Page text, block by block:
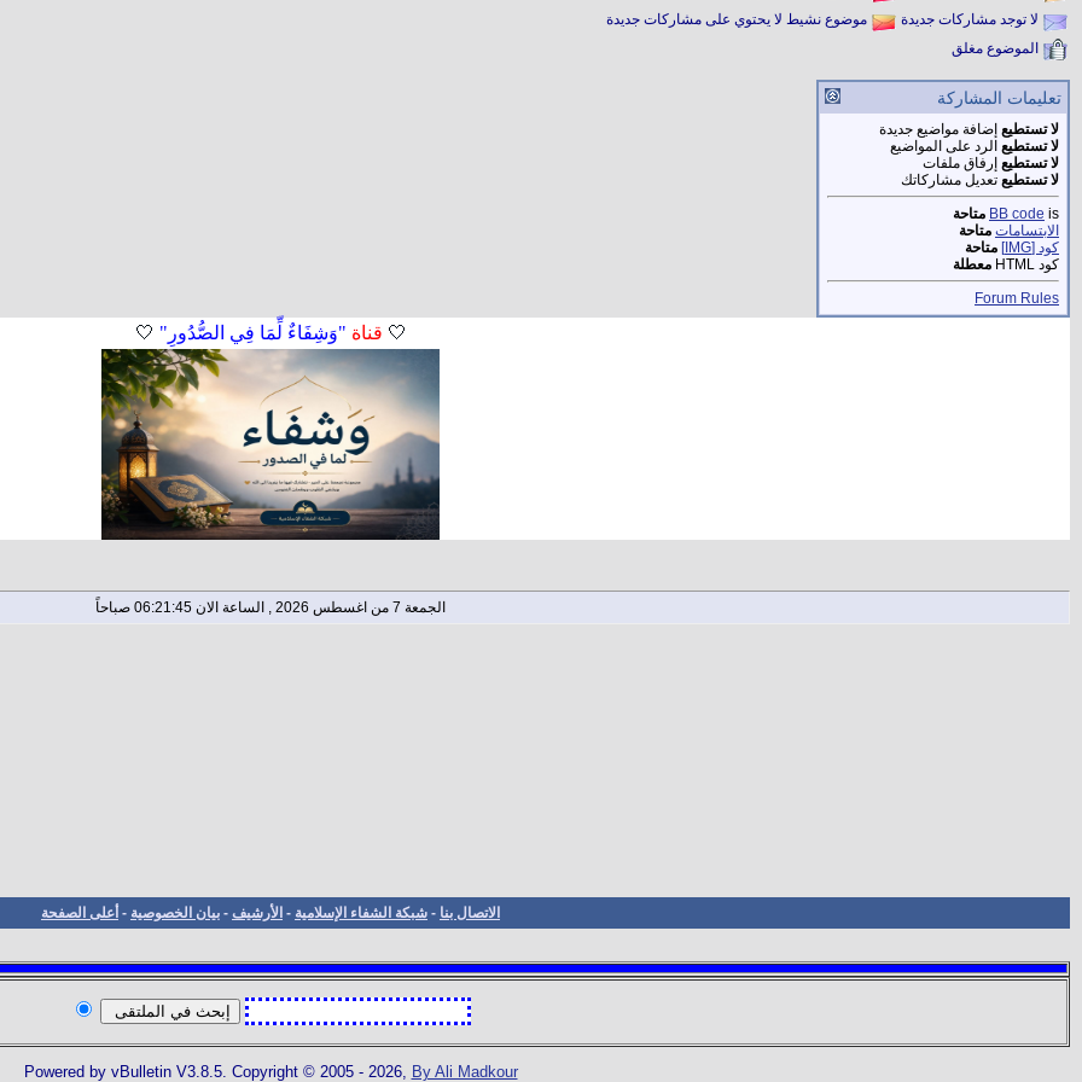
لا توجد مشاركات جديدة
موضوع نشيط لا يحتوي على مشاركات جديدة
الموضوع مغلق
تعليمات المشاركة
لا تستطيع إضافة مواضيع جديدة
لا تستطيع الرد على المواضيع
لا تستطيع إرفاق ملفات
لا تستطيع تعديل مشاركاتك
BB code is
متاحة
الابتسامات متاحة
كود [IMG]
متاحة
كود HTML
معطلة
Forum Rules
🤍 قناة "وَشِفَاءٌ لِّمَا فِي الصُّدُورِ" 🤍
الجمعة 7 من اغسطس 2026 , الساعة الان 06:21:45 صباحاً
الاتصال بنا - شبكة الشفاء الإسلامية - الأرشيف - بيان الخصوصية - أعلى الصفحة
Powered by vBulletin V3.8.5. Copyright © 2005 - 2026, By Ali Madkour